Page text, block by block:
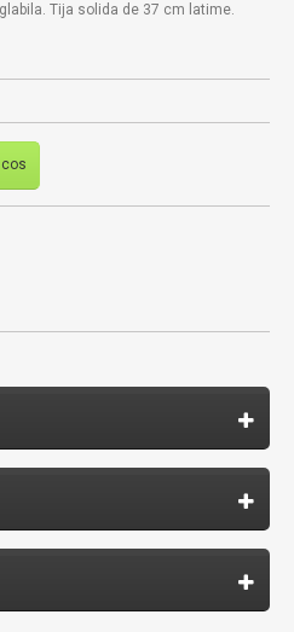
Tija solida de 37 cm latime.